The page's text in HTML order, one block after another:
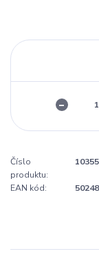
Číslo
produktu:
EAN kód: